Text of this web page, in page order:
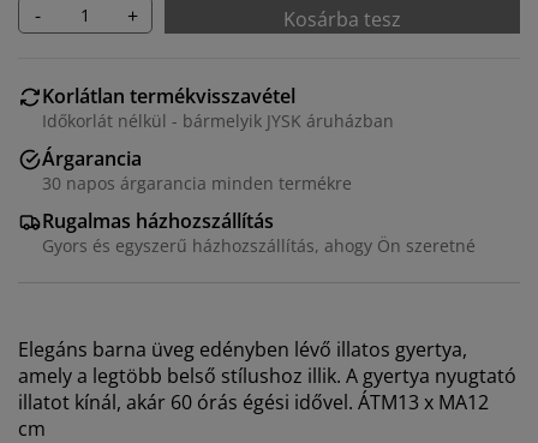
- + Kosárba tesz
Korlátlan termékvisszavétel
Időkorlát nélkül - bármelyik JYSK áruházban
Árgarancia
30 napos árgarancia minden termékre
Rugalmas házhozszállítás
Gyors és egyszerű házhozszállítás, ahogy Ön szeretné
Elegáns barna üveg edényben lévő illatos gyertya,
amely a legtöbb belső stílushoz illik. A gyertya nyugtató
illatot kínál, akár 60 órás égési idővel. ÁTM13 x MA12
cm